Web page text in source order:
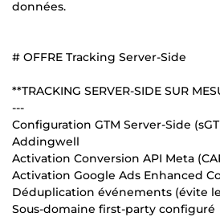
données.
# OFFRE Tracking Server-Side
**TRACKING SERVER-SIDE SUR
---
Configuration GTM Server-Side
Addingwell
Activation Conversion API Meta
Activation Google Ads Enhanced
Déduplication événements (évite
Sous-domaine first-party configuré